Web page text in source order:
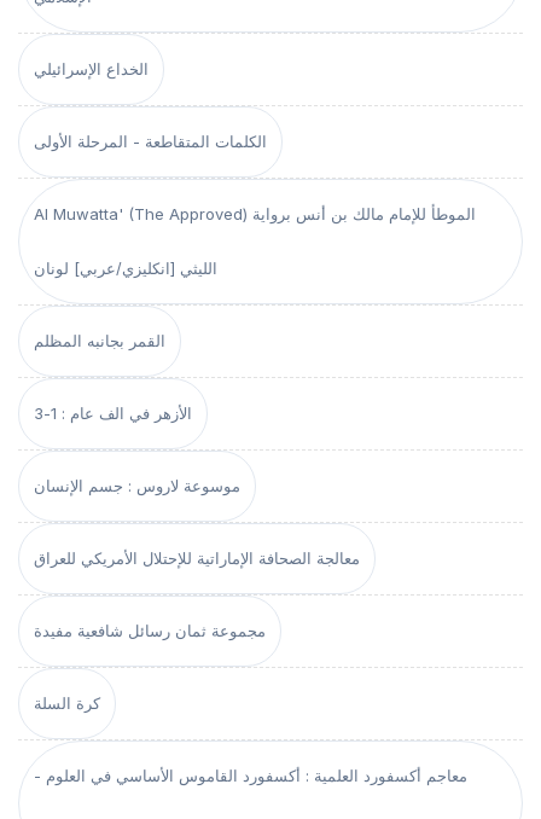
الخداع الإسرائيلي
الكلمات المتقاطعة - المرحلة الأولى
Al Muwatta' (The Approved) الموطأ للإمام مالك بن أنس برواية
الليثي [انكليزي/عربي] لونان
القمر بجانبه المظلم
الأزهر في الف عام : 1-3
موسوعة لاروس : جسم الإنسان
معالجة الصحافة الإماراتية للإحتلال الأمريكي للعراق
مجموعة ثمان رسائل شافعية مفيدة
كرة السلة
معاجم أكسفورد العلمية : أكسفورد القاموس الأساسي في العلوم -